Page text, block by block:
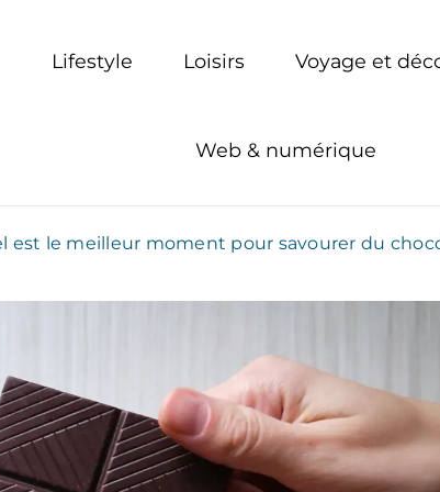
Lifestyle Loisirs Voyage et
Web & numérique
est le meilleur moment pour savourer du